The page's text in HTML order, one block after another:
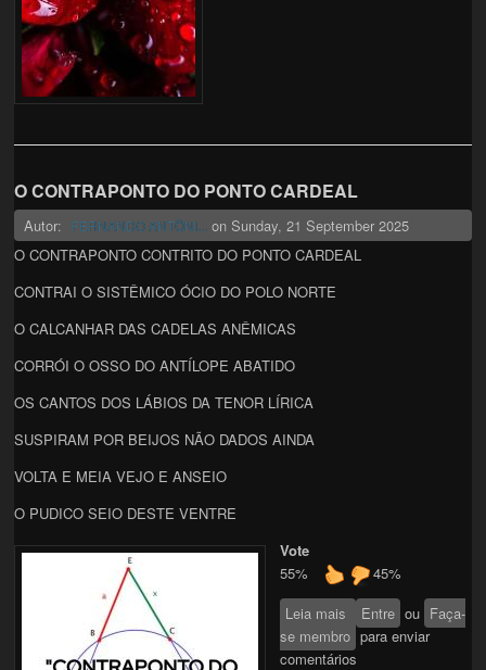
O CONTRAPONTO DO PONTO CARDEAL
Autor: FERNANDO ANTÔNI... on Sunday, 21 September 2025
O CONTRAPONTO CONTRITO DO PONTO CARDEAL
CONTRAI O SISTÊMICO ÓCIO DO POLO NORTE
O CALCANHAR DAS CADELAS ANÊMICAS
CORRÓI O OSSO DO ANTÍLOPE ABATIDO
OS CANTOS DOS LÁBIOS DA TENOR LÍRICA
SUSPIRAM POR BEIJOS NÃO DADOS AINDA
VOLTA E MEIA VEJO E ANSEIO
O PUDICO SEIO DESTE VENTRE
Vote
55%
45%
Leia mais sobre O
CONTRAPONTO
DO PONTO
Entre ou Faça-
se membro para enviar
comentários